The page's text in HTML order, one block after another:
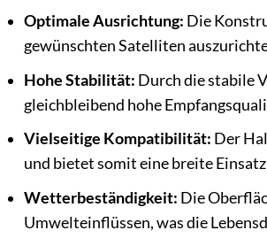
Optimale Ausrichtung: Die
gewünschten Satelliten
Hohe Stabilität: Durch die stabile
gleichbleibend hohe
Vielseitige Kompatibilität: Der
und bietet somit eine breite
Wetterbeständigkeit: Die
Umwelteinflüssen, was die